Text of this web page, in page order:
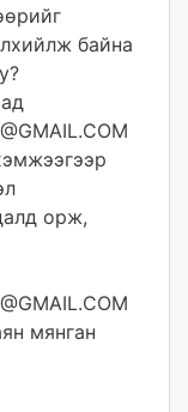
байна
орж,
мянган